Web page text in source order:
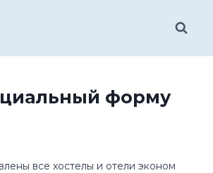
форму
все хостелы и отели эконом